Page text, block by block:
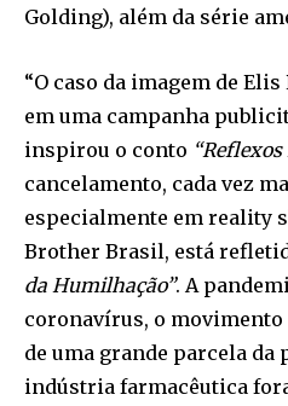
Golding), além da série
“O caso da imagem de
em uma campanha
inspirou o conto
cancelamento, cada vez
especialmente em reality
Brother Brasil, está
da Humilhação”. A
coronavírus, o
de uma grande parcela da
indústria farmacêutica